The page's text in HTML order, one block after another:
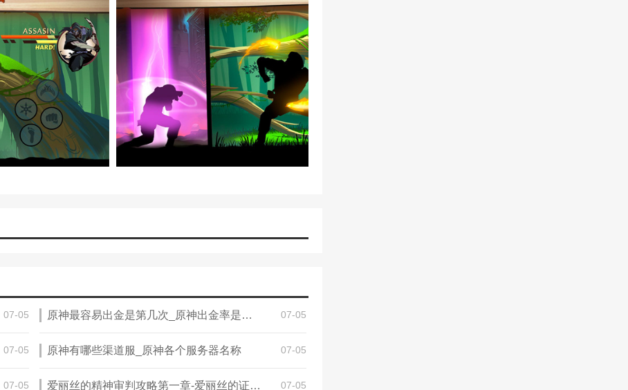
07-05 原神最容易出金是第几次_原神出金率是多少 07-05
07-05 原神有哪些渠道服_原神各个服务器名称 07-05
07-05 爱丽丝的精神审判攻略第一章-爱丽丝的证词的读后感 07-05